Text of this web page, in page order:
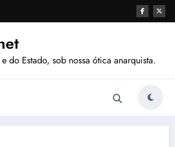
do Estado, sob nossa ótica anarquista.